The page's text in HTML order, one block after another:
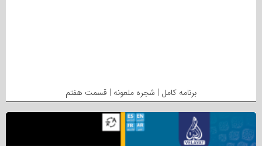
برنامه کامل | شجره ملعونه | قسمت هفتم